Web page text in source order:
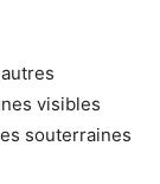
visibles
souterraines